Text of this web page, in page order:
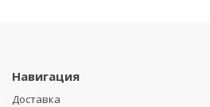
Навигация
Доставка